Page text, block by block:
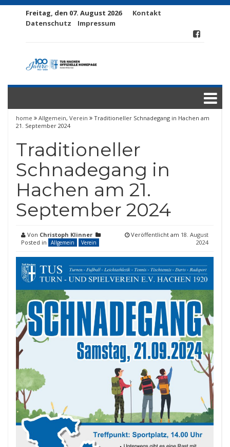
Freitag, den 07. August 2026
Kontakt
Datenschutz
Impressum
home Allgemein, Verein
Traditioneller Schnadegang in Hachen am
21. September 2024
Traditioneller
Schnadegang in
Hachen am 21.
September 2024
Von Christoph Klinner
Posted in
Allgemein Verein
Veröffentlicht am 18. August
2024